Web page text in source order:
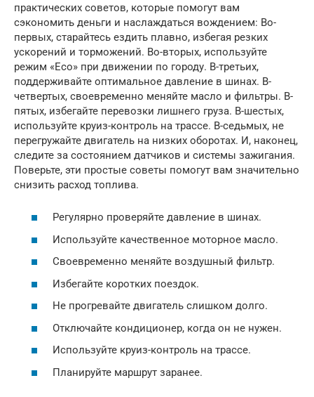
практических советов, которые помогут вам
сэкономить деньги и наслаждаться вождением: Во-
первых, старайтесь ездить плавно, избегая резких
ускорений и торможений. Во-вторых, используйте
режим «Eco» при движении по городу. В-третьих,
поддерживайте оптимальное давление в шинах. В-
четвертых, своевременно меняйте масло и фильтры. В-
пятых, избегайте перевозки лишнего груза. В-шестых,
используйте круиз-контроль на трассе. В-седьмых, не
перегружайте двигатель на низких оборотах. И, наконец,
следите за состоянием датчиков и системы зажигания.
Поверьте, эти простые советы помогут вам значительно
снизить расход топлива.
Регулярно проверяйте давление в шинах.
Используйте качественное моторное масло.
Своевременно меняйте воздушный фильтр.
Избегайте коротких поездок.
Не прогревайте двигатель слишком долго.
Отключайте кондиционер, когда он не нужен.
Используйте круиз-контроль на трассе.
Планируйте маршрут заранее.